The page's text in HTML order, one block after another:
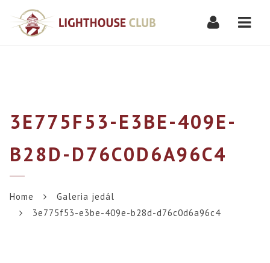
3E775F53-E3BE-409E-
B28D-D76C0D6A96C4
Home
Galeria jedál
3e775f53-e3be-409e-b28d-d76c0d6a96c4